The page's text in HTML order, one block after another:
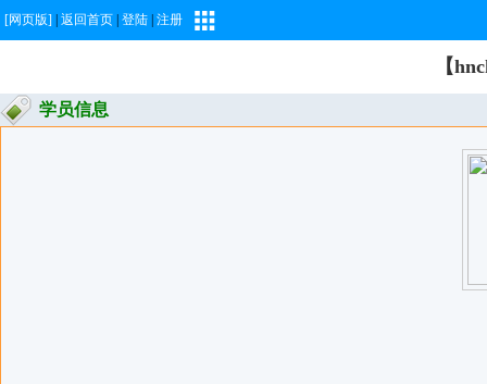
[网页版] 返回首页 登陆 注册
【
学员信息